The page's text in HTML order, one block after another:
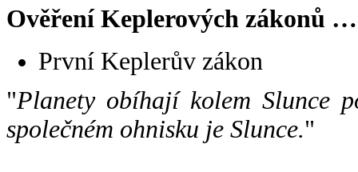
Ověření Keplerových zákonů …
První Keplerův zákon
"Planety obíhají kolem Slunce
společném ohnisku je Slunce."